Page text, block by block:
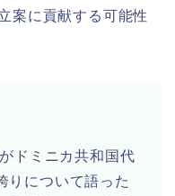
案に貢献する可能性
ドミニカ共和国代
りについて語った